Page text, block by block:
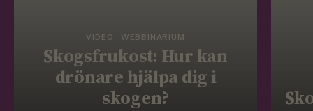
VIDEO - WEBBINARIUM
Skogsfrukost: Hur kan
drönare hjälpa dig i
skogen?